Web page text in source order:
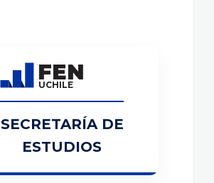
FEN
UCHILE
SECRETARÍA DE
ESTUDIOS